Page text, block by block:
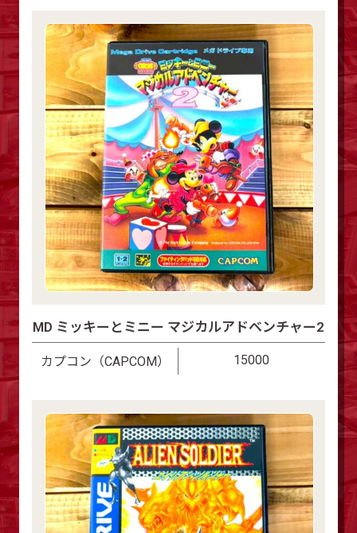
MD ミッキーとミニー マジカルアドベンチャー2
カプコン（CAPCOM） 15000